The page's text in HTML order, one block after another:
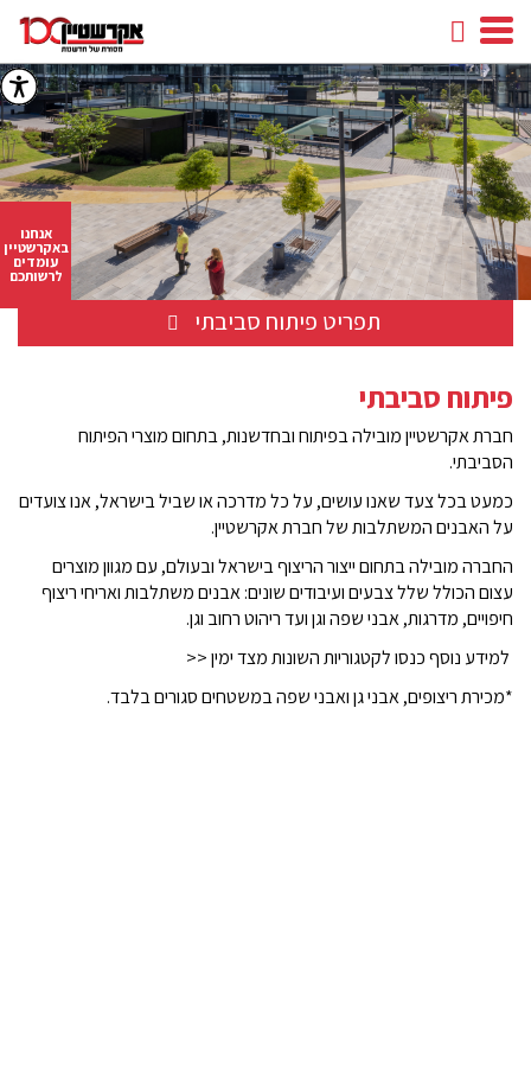
חיפוש
facebook
youtube
instagram
תפריט פיתוח סביבתי
פיתוח סביבתי
חברת אקרשטיין מובילה בפיתוח ובחדשנות, בתחום מוצרי הפיתוח
הסביבתי.
כמעט בכל צעד שאנו עושים, על כל מדרכה או שביל בישראל, אנו צועדים
על האבנים המשתלבות של חברת אקרשטיין.
החברה מובילה בתחום ייצור הריצוף בישראל ובעולם, עם מגוון מוצרים
עצום הכולל שלל צבעים ועיבודים שונים: אבנים משתלבות ואריחי ריצוף
חיפויים, מדרגות, אבני שפה וגן ועד ריהוט רחוב וגן.
למידע נוסף כנסו לקטגוריות השונות מצד ימין <<
*מכירת ריצופים, אבני גן ואבני שפה במשטחים סגורים בלבד.
אנחנו
באקרשטיין
עומדים
לרשותכם